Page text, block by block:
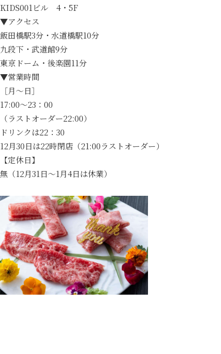
KIDS001ビル 4・5F
▼アクセス
飯田橋駅3分・水道橋駅10分
九段下・武道館9分
東京ドーム・後楽園11分
▼営業時間
［月～日］
17:00～23：00
（ラストオーダー22:00）
ドリンクは22：30
12月30日は22時閉店（21:00ラストオーダー）
【定休日】
無（12月31日～1月4日は休業）